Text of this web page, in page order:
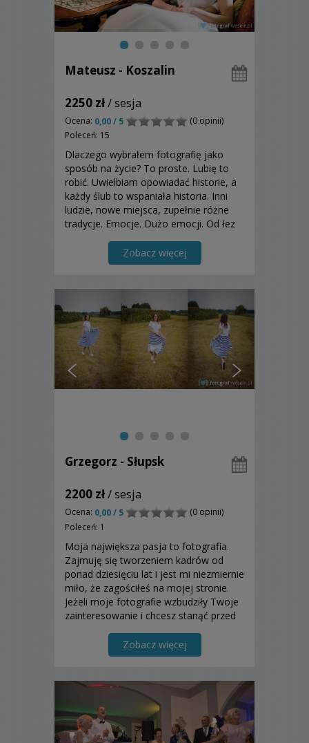
Mateusz - Koszalin
2250 zł/ sesja
Ocena: 0,00 / 5
(0 opinii)
Poleceń: 15
Dlaczego wybrałem fotografię jako
sposób na życie? To proste. Lubię to
robić. Uwielbiam opowiadać historie, a
każdy ślub to wspaniała historia. Inni
ludzie, nowe miejsca, zupełnie różne
tradycje. Emocje. Dużo emocji. Od łez
Nazywam się Mateusz i fotografowanie
nie jest moim zawodem. To moja
Zobacz więcej
Grzegorz - Słupsk
2200 zł/ sesja
Ocena: 0,00 / 5
(0 opinii)
Poleceń: 1
Moja największa pasja to fotografia.
Zajmuję się tworzeniem kadrów od
ponad dziesięciu lat i jest mi niezmiernie
miło, że zagościłeś na mojej stronie.
Jeżeli moje fotografie wzbudziły Twoje
zainteresowanie i chcesz stanąć przed
Zobacz więcej